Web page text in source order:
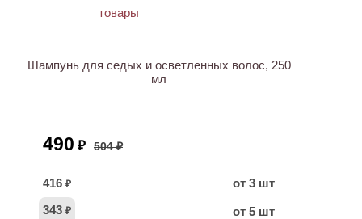
Шампунь для седых и осветленных волос, 250
мл
490 ₽ 504 ₽
416 ₽
от 3 шт
343 ₽ от 5 шт